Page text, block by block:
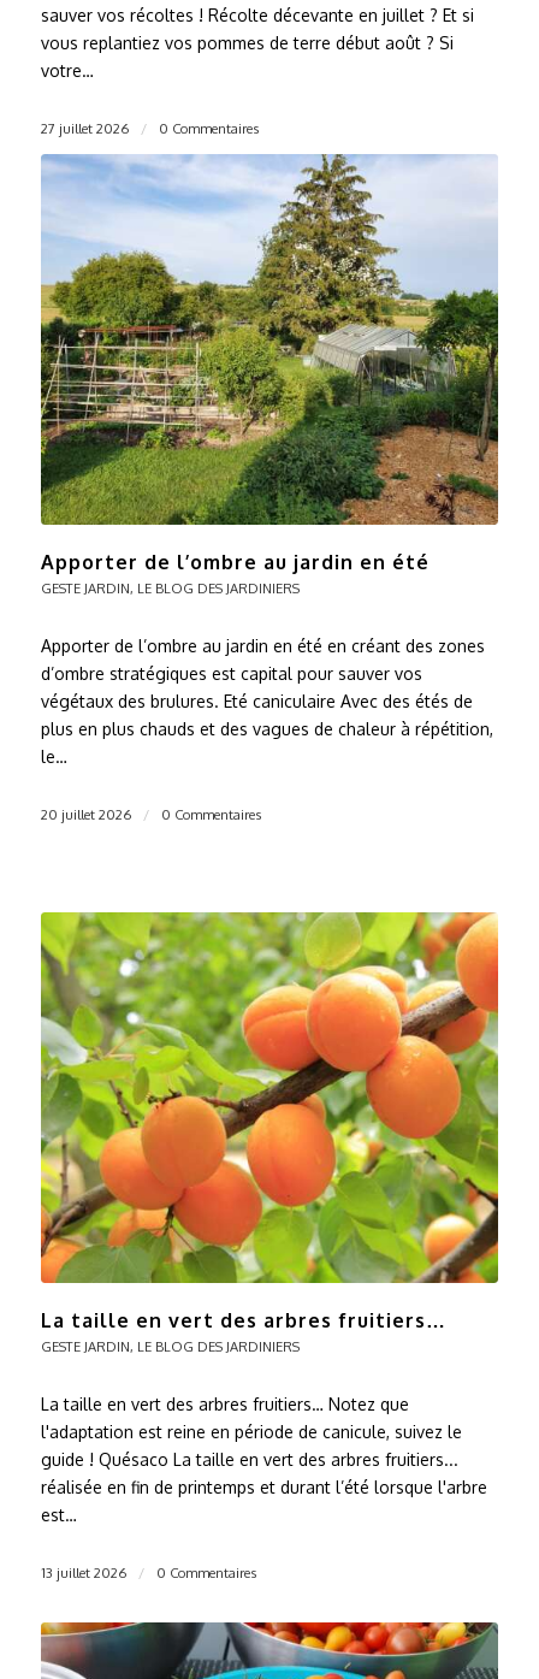
sauver vos récoltes ! Récolte décevante en juillet ? Et si
vous replantiez vos pommes de terre début août ? Si
votre…
27 juillet 2026 / 0 Commentaires
Apporter de l’ombre au jardin en été
GESTE JARDIN, LE BLOG DES JARDINIERS
Apporter de l’ombre au jardin en été en créant des zones
d’ombre stratégiques est capital pour sauver vos
végétaux des brulures. Eté caniculaire Avec des étés de
plus en plus chauds et des vagues de chaleur à répétition,
le…
20 juillet 2026 / 0 Commentaires
La taille en vert des arbres fruitiers…
GESTE JARDIN, LE BLOG DES JARDINIERS
La taille en vert des arbres fruitiers… Notez que
l'adaptation est reine en période de canicule, suivez le
guide ! Quésaco La taille en vert des arbres fruitiers...
réalisée en fin de printemps et durant l’été lorsque l'arbre
est…
13 juillet 2026 / 0 Commentaires